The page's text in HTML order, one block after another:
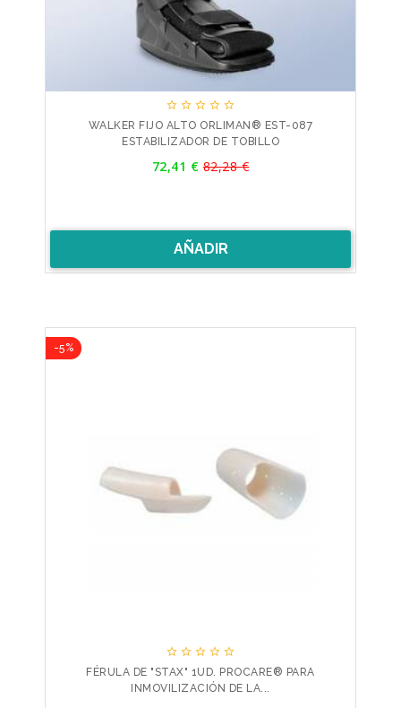
    
WALKER FIJO ALTO ORLIMAN® EST-087
ESTABILIZADOR DE TOBILLO
72,41 €Precio
82,28 €
AÑADIR
    
FÉRULA DE "STAX" 1UD. PROCARE® PARA
INMOVILIZACIÓN DE LA...
-5%